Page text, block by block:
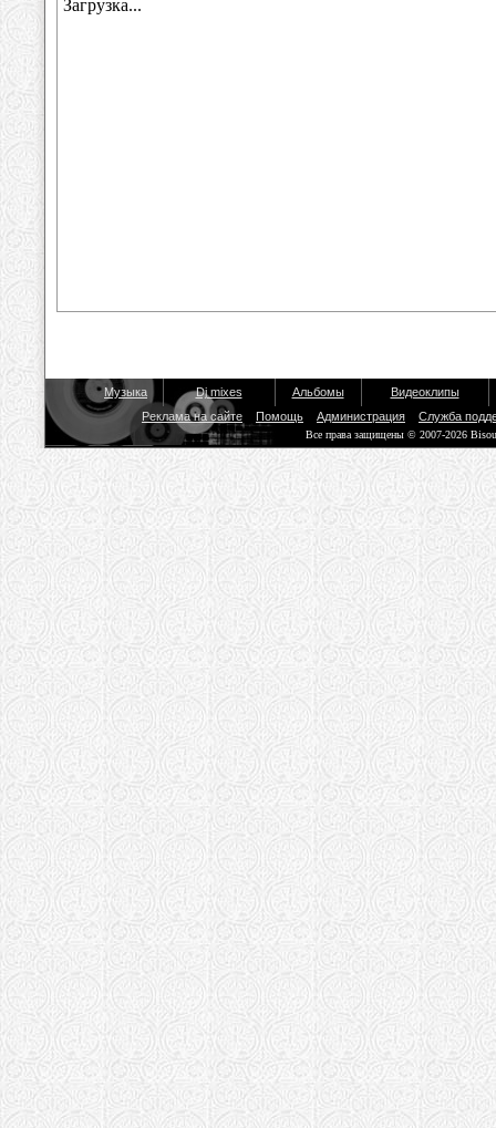
Музыка Dj mixes Альбомы
Видеоклипы
Реклама на сайте
Помощь Администрация Служба
Все права защищены © 2007-2026